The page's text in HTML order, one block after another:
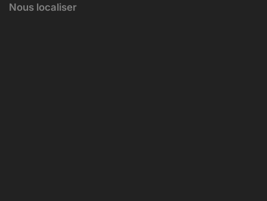
Nous localiser